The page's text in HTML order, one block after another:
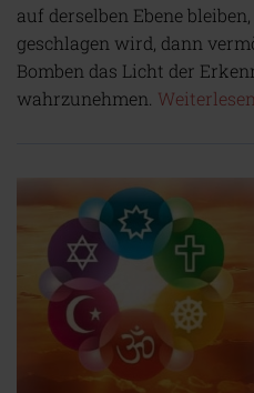
auf derselben Ebene
geschlagen wird, dann
Bomben das Licht der
wahrzunehmen.